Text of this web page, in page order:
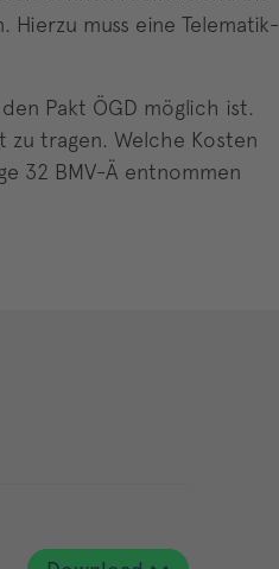
muss eine Telematik-
Pakt ÖGD möglich ist.
zu tragen. Welche Kosten
32 BMV-Ä entnommen